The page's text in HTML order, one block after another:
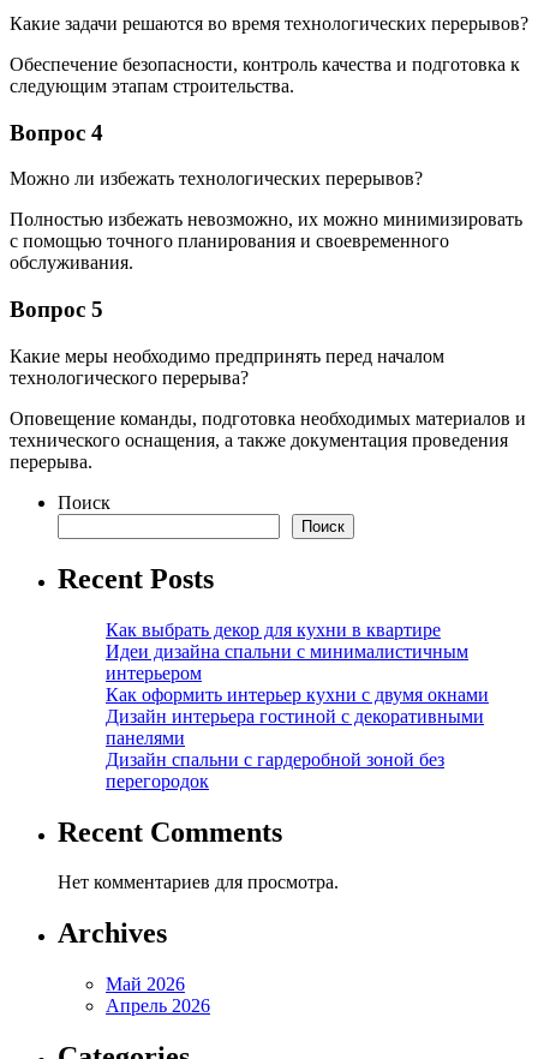
Какие задачи решаются во время технологических перерывов?
Обеспечение безопасности, контроль качества и подготовка к
следующим этапам строительства.
Вопрос 4
Можно ли избежать технологических перерывов?
Полностью избежать невозможно, их можно минимизировать
с помощью точного планирования и своевременного
обслуживания.
Вопрос 5
Какие меры необходимо предпринять перед началом
технологического перерыва?
Оповещение команды, подготовка необходимых материалов и
технического оснащения, а также документация проведения
перерыва.
Поиск
Поиск
Recent Posts
Как выбрать декор для кухни в квартире
Идеи дизайна спальни с минималистичным
интерьером
Как оформить интерьер кухни с двумя окнами
Дизайн интерьера гостиной с декоративными
панелями
Дизайн спальни с гардеробной зоной без
перегородок
Recent Comments
Нет комментариев для просмотра.
Archives
Май 2026
Апрель 2026